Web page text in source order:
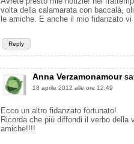
Reply
volta della calamarata con baccalà,
le amiche. E anche il mio fidanzato
Anna Verzamonamour
18 aprile 2012 alle ore 12:49
Ecco un altro fidanzato fortunato!
Ricorda che più diffondi il verbo della
amiche!!!!